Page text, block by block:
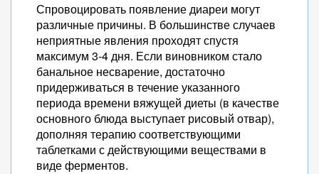
Спровоцировать появление диареи могут
различные причины. В большинстве случаев
неприятные явления проходят спустя
максимум 3-4 дня. Если виновником стало
банальное несварение, достаточно
придерживаться в течение указанного
периода времени вяжущей диеты (в качестве
основного блюда выступает рисовый отвар),
дополняя терапию соответствующими
таблетками с действующими веществами в
виде ферментов.